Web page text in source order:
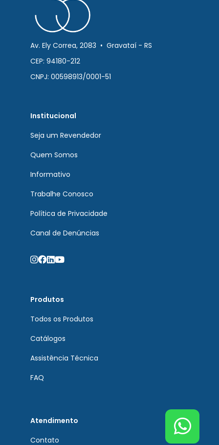
Av. Ely Correa, 2083 • Gravataí - RS
CEP: 94180-212
CNPJ: 00598913/0001-51
Institucional
Seja um Revendedor
Quem Somos
Informativo
Trabalhe Conosco
Política de Privacidade
Canal de Denúncias
Produtos
Todos os Produtos
Catálogos
Assistência Técnica
FAQ
Atendimento
Contato